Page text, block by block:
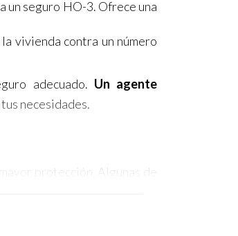
un seguro HO-3. Ofrece una
vivienda contra un número
adecuado. Un agente
necesidades.
protección. Algunas de